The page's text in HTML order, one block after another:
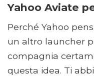
Yahoo Aviate
Perché Yahoo
un altro launcher
compagnia
questa idea. Ti